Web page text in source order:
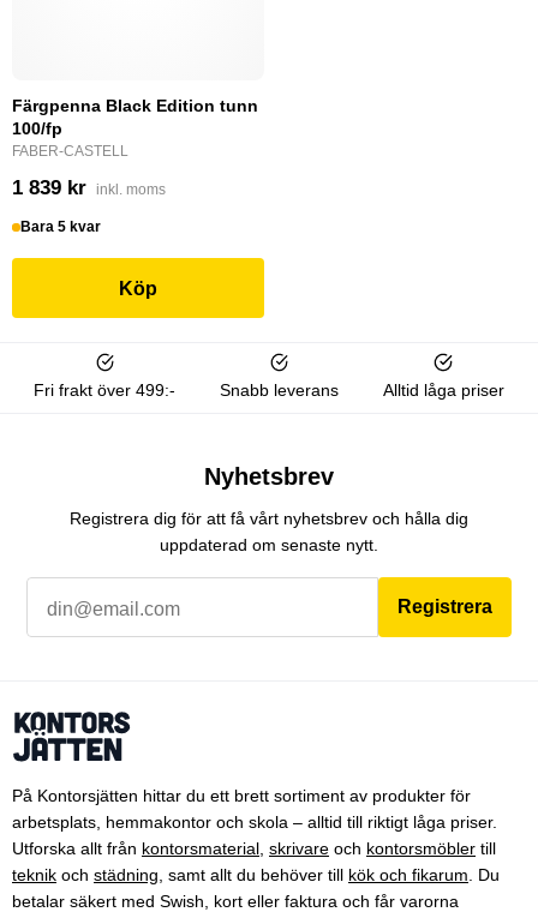
Färgpenna Black Edition tunn
100/fp
FABER-CASTELL
1 839 kr inkl. moms
Bara 5 kvar
Köp
Fri frakt över 499:- Snabb leverans Alltid låga priser
Nyhetsbrev
Registrera dig för att få vårt nyhetsbrev och hålla dig
uppdaterad om senaste nytt.
Registrera
På Kontorsjätten hittar du ett brett sortiment av produkter för
arbetsplats, hemmakontor och skola – alltid till riktigt låga priser.
Utforska allt från kontorsmaterial skrivare och kontorsmöbler till
teknik och städning , samt allt du behöver till kök och fikarum . Du
betalar säkert med Swish, kort eller faktura och får varorna